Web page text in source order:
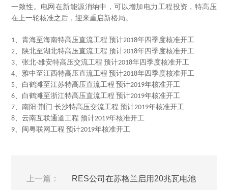
一致性。电网在新能源消纳中，可以增加电力工程投资，特高压
在上一轮核准之后，迎来重启新格局。
1、青海至海南特高压直流工程 预计2018年四季度核准开工
2、陕北至湖北特高压直流工程 预计2018年四季度核准开工
3、张北-雄安特高压交流工程 预计2018年四季度核准开工
4、雅中至江西特高压直流工程 预计2018年四季度核准开工
5、白鹤滩至江苏特高压直流工程 预计2019年核准开工
6、白鹤滩至浙江特高压直流工程 预计2019年核准开工
7、南阳-荆门-长沙特高压交流工程 预计2019年核准开工
8、云南互联通道工程 预计2019年核准开工
9、闽粤联网工程 预计2019年核准开工
上一篇：
RES公司在苏格兰启用20兆瓦电池